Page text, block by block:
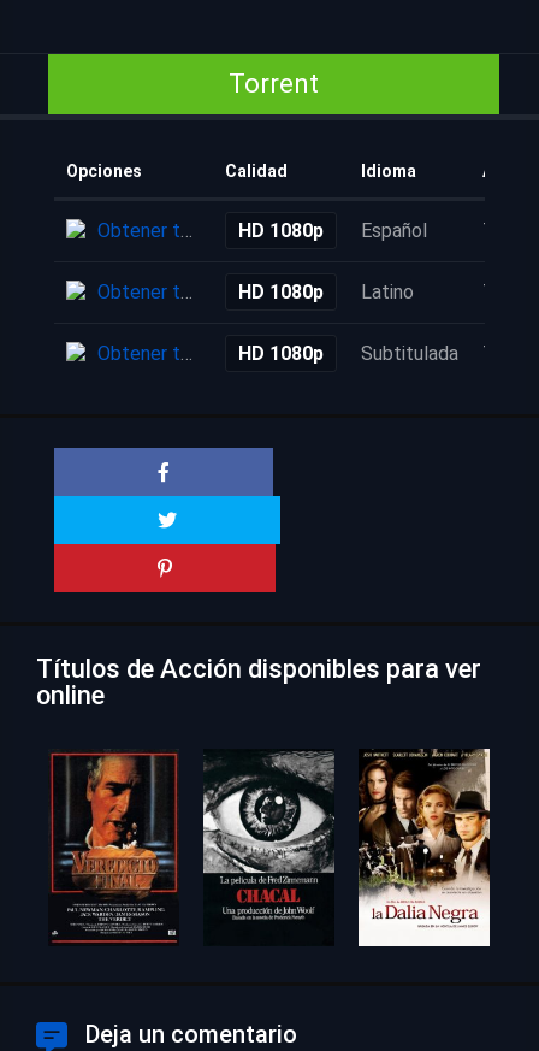
Torrent
Opciones Calidad Idioma
Obtener torrent HD 1080p Español 7
Obtener torrent HD 1080p Latino 7
Obtener torrent HD 1080p Subtitulada 7
Títulos de Acción disponibles para ver
online
Deja un comentario